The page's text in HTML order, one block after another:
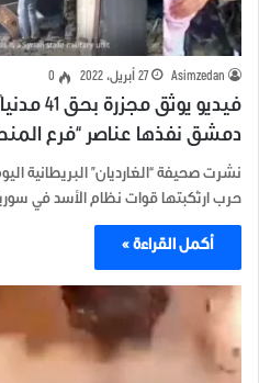
Asimzedan 27 أبريل، 2022 0
فيديو
دمشق نفذها عناصر “فرع
نشرت صحيفة “الغارديان” البريطانية
حرب ارتُكبتها قوات نظام الأسد في سوريا عام 2013
أكمل القراءة »